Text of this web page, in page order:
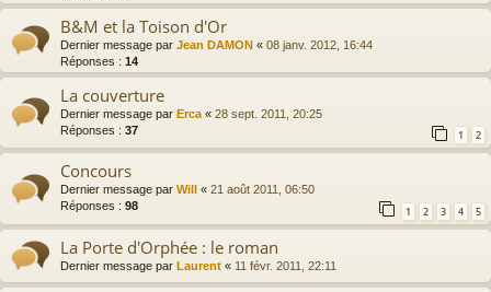
B&M et la Toison d'Or
Dernier message par Jean DAMON « 08 janv. 2012, 16:44
Réponses : 14
La couverture
Dernier message par Erca « 28 sept. 2011, 20:25
Réponses : 37 1 2
Concours
Dernier message par Will « 21 août 2011, 06:50
Réponses : 98 1 2 3 4 5
La Porte d'Orphée : le roman
Dernier message par Laurent « 11 févr. 2011, 22:11